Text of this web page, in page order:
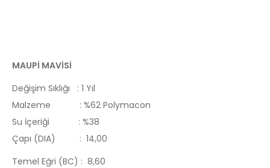
MAUPİ MAVİSİ
Değişim Sıklığı : 1 Yıl
Malzeme : %62 Polymacon
Su İçeriği : %38
Çapı (DIA) : 14,00
Temel Eğri (BC) : 8,60